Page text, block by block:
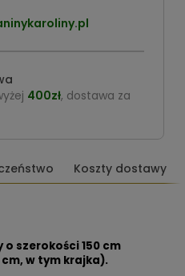
400zł, dostawa za
Koszty dostawy
szerokości 150 cm
w tym krajka).